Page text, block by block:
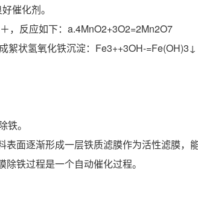
催化剂。
，反应如下：a.4MnO2+3O2=2Mn2O7
絮状氢氧化铁沉淀：Fe3++3OH-=Fe(OH)3↓
。
面逐渐形成一层铁质滤膜作为活性滤膜，
铁过程是一个自动催化过程。